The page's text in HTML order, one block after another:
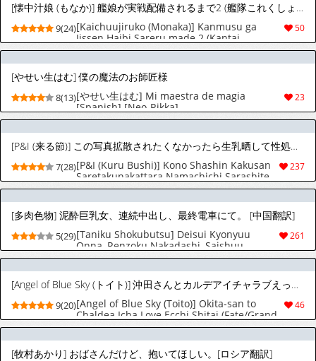
[懐中汁娘 (もなか)] 艦娘が実戦配備されるまで2 (艦隊これくしょん -艦これ-) [DL版]
50
9(24)[Kaichuujiruko (Monaka)] Kanmusu ga
Jissen Haibi Sareru made 2 (Kantai
Collection -KanColle-) [Digital]
[やせい生はむ] 僕の魔法のお師匠様
23
8(13)[やせい生はむ] Mi maestra de magia
[Spanish] [Neo-Rikka]
[P&I (来る節)] この写真拡散されたくなかったら生乳晒して性処理しろよ [中国翻訳]
237
7(28)[P&I (Kuru Bushi)] Kono Shashin Kakusan
Saretakunakattara Namachichi Sarashite
Seishori Shiro yo | 想让这张照片扩散出去的
话，就露出胸部给我提供性服务 [Chinese]
[多肉色物] 泥酔巨乳女、連続中出し、最終電車にて。 [中国翻訳]
261
5(29)[Taniku Shokubutsu] Deisui Kyonyuu
Onna, Renzoku Nakadashi, Saishuu
Densha nite. | 醉醺醺的巨乳女子，在最後一
班電車上連續內射。 [Chinese]
[Angel of Blue Sky (トイト)] 沖田さんとカルデアイチャラブえっちしたい (Fate/Grand Order) [DL版]
46
9(20)[Angel of Blue Sky (Toito)] Okita-san to
Chaldea Icha Love Ecchi Shitai (Fate/Grand
Order) [Digital]
[牧村あかり] おばさんだけど、抱いてほしい。[ロシア翻訳]